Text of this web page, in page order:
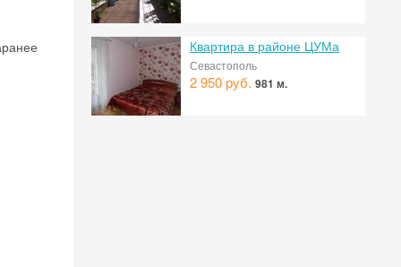
Квартира в районе ЦУМа
Севастополь
2 950 руб. 981 м.